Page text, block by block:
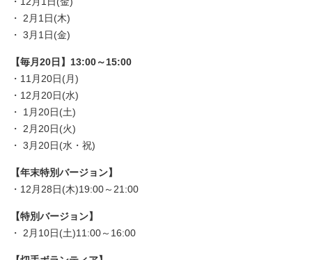
・ 2月1日(木)
・ 3月1日(金)
【毎月20日】13:00～15:00
・11月20日(月)
・12月20日(水)
・ 1月20日(土)
・ 2月20日(火)
・ 3月20日(水・祝)
【年末特別バージョン】
・12月28日(木)19:00～21:00
【特別バージョン】
・ 2月10日(土)11:00～16:00